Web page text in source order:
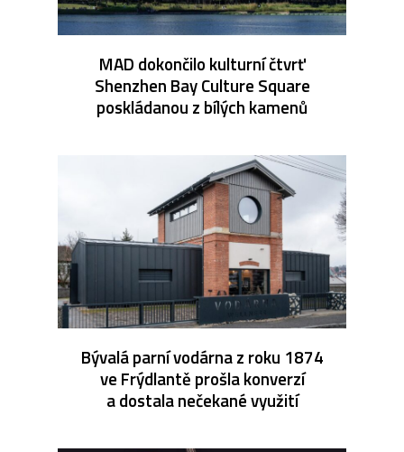
MAD dokončilo kulturní čtvrť
Shenzhen Bay Culture Square
poskládanou z bílých kamenů
Bývalá parní vodárna z roku 1874
ve Frýdlantě prošla konverzí
a dostala nečekané využití